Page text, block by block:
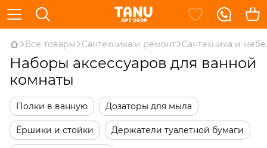
Все товары Сантехника и ремонт Сантехника и
Наборы аксессуаров для ванной
комнаты
Полки в ванную Дозаторы для мыла
Ёршики и стойки Держатели туалетной бумаги